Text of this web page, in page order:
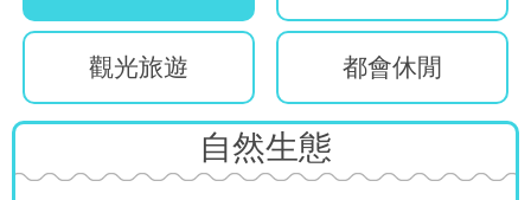
觀光旅遊 都會休閒
自然生態